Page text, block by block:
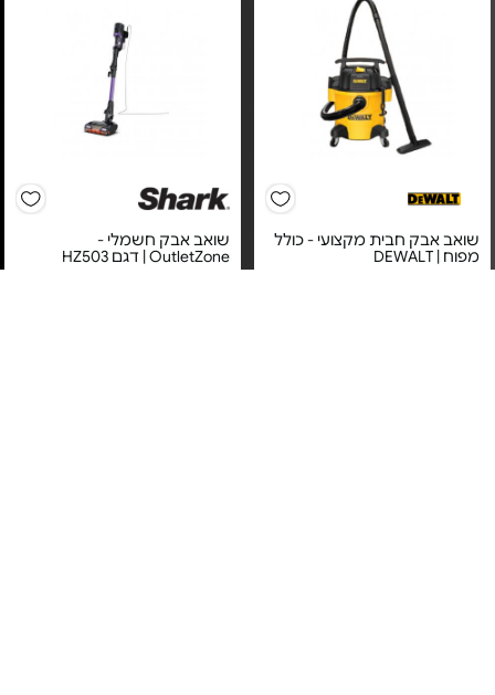
שואב אבק חבית מקצועי - כולל
מפוח | DEWALT
שואב אבק חשמלי -
OutletZone | דגם HZ503